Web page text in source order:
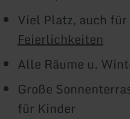
Viel Platz, auch
Feierlichkeiten
Alle Räume u.
Große
für Kinder